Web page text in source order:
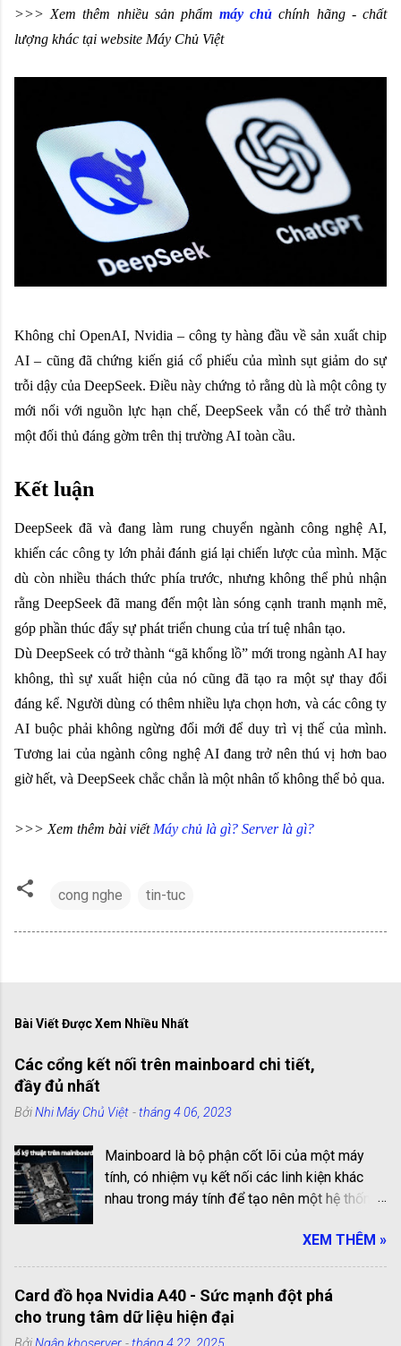
>>> Xem thêm nhiều sản phẩmmáy chủ chính hãng - chất
lượng khác tại website Máy Chủ Việt
Không chỉ OpenAI, Nvidia – công ty hàng đầu về sản xuất chip
AI – cũng đã chứng kiến giá cổ phiếu của mình sụt giảm do sự
trỗi dậy của DeepSeek. Điều này chứng tỏ rằng dù là một công ty
mới nổi với nguồn lực hạn chế, DeepSeek vẫn có thể trở thành
một đối thủ đáng gờm trên thị trường AI toàn cầu.
Kết luận
DeepSeek đã và đang làm rung chuyển ngành công nghệ AI,
khiến các công ty lớn phải đánh giá lại chiến lược của mình. Mặc
dù còn nhiều thách thức phía trước, nhưng không thể phủ nhận
rằng DeepSeek đã mang đến một làn sóng cạnh tranh mạnh mẽ,
góp phần thúc đẩy sự phát triển chung của trí tuệ nhân tạo.
Dù DeepSeek có trở thành “gã khổng lồ” mới trong ngành AI hay
không, thì sự xuất hiện của nó cũng đã tạo ra một sự thay đổi
đáng kể. Người dùng có thêm nhiều lựa chọn hơn, và các công ty
AI buộc phải không ngừng đổi mới để duy trì vị thế của mình.
Tương lai của ngành công nghệ AI đang trở nên thú vị hơn bao
giờ hết, và DeepSeek chắc chắn là một nhân tố không thể bỏ qua.
>>> Xem thêm bài viết Máy chủ là gì? Server là gì?
cong nghe tin-tuc
Bài Viết Được Xem Nhiều Nhất
Các cổng kết nối trên mainboard chi tiết,
đầy đủ nhất
BởiNhi Máy Chủ Việt -tháng 4 06, 2023
Mainboard là bộ phận cốt lõi của một máy
tính, có nhiệm vụ kết nối các linh kiện khác
nhau trong máy tính để tạo nên một hệ thống
mainboard là những cổng truyền thông giúp
kết nối các linh kiện với nhau. Chúng có vai trò
quan trọng trong việc kết nối và truyền tải dữ
liệu giữa các linh kiện bên trong máy tính.
Trong bài viết này, chúng ta sẽ cùng tìm hiểu
XEM THÊM »
Card đồ họa Nvidia A40 - Sức mạnh đột phá
cho trung tâm dữ liệu hiện đại